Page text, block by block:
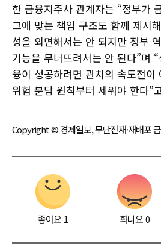
한 금융지주사 관계자는 “정부가
그에 맞는 책임 구조도 함께 제시
성을 외면해서는 안 되지만 정부
기능을 무너뜨려서는 안 된다”며
융이 성공하려면 관치의 속도전이
위험 분담 원칙부터 세워야 한다”
Copyright © 경제일보, 무단전재·재배포
좋아요 1 화나요0